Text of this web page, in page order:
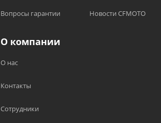
Вопросы гарантии Новости CFMOTO
О компании
О нас
Контакты
Сотрудники